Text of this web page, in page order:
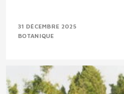
31 DÉCEMBRE 2025
BOTANIQUE